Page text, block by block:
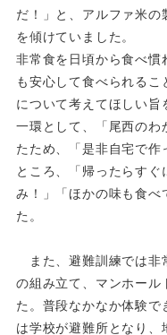
だ！」と、アルファ米
を傾けていました。
非常食を日頃から食べ慣
も安心して食べられる
について考えてほしい
一環として、「尾西のわ
たため、「是非自宅で作
ところ、「帰ったらすぐ
み！」「ほかの味も食べ
た。
また、避難訓練では非
の組み立て、マンホール
た。普段なかなか体験で
は学校が避難所となり、